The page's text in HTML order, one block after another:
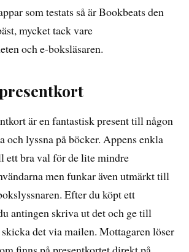
som testats så är Bookbeats den
mycket tack vare
och e-boksläsaren.
är en fantastisk present till någon
och lyssna på böcker. Appens enkla
ett bra val för de lite mindre
men funkar även utmärkt till
Efter du köpt ett
antingen skriva ut det och ge till
det via mailen. Mottagaren löser